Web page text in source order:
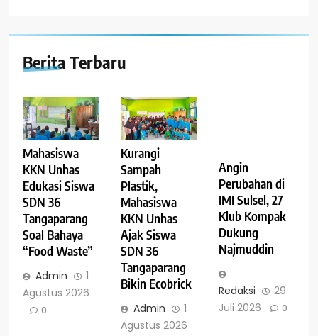
Berita Terbaru
Mahasiswa
KKN Unhas
Edukasi Siswa
SDN 36
Tangaparang
Soal Bahaya
“Food Waste”
Admin
1
Agustus 2026
0
Kurangi
Sampah
Plastik,
Mahasiswa
KKN Unhas
Ajak Siswa
SDN 36
Tangaparang
Bikin Ecobrick
Admin
1
Agustus 2026
Angin
Perubahan di
IMI Sulsel, 27
Klub Kompak
Dukung
Najmuddin
Redaksi
29
Juli 2026
0